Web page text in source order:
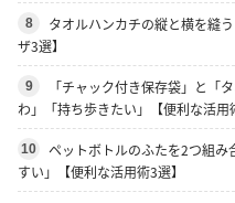
8
タオルハンカチの縦と横を縫
ザ3選】
9
「チャック付き保存袋」と「
わ」「持ち歩きたい」【便利な活用
10
ペットボトルのふたを2つ組み
すい」【便利な活用術3選】